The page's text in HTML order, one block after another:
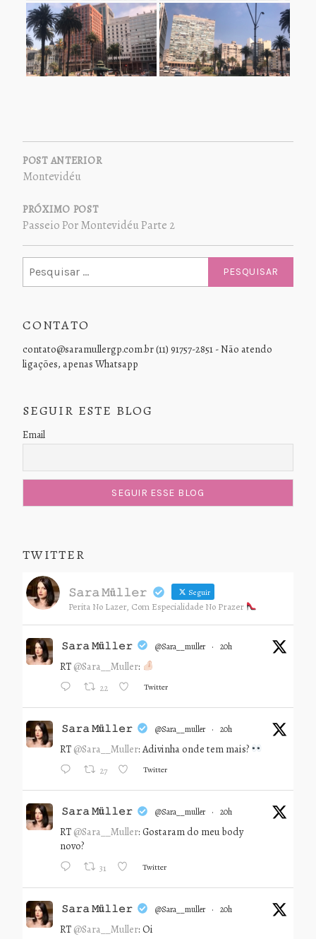
NAVEGAÇÃO
DE
POST
POST ANTERIOR
Montevidéu
PRÓXIMO POST
Passeio Por Montevidéu Parte 2
por:
CONTATO
contato@saramullergp.com.br (11) 91757-2851 - Não atendo
ligações, apenas Whatsapp
SEGUIR ESTE BLOG
Email
TWITTER
𝚂𝚊𝚛𝚊 𝙼ü𝚕𝚕𝚎𝚛 Seguir
Perita No Lazer, Com Especialidade No Prazer
𝚂𝚊𝚛𝚊 𝙼ü𝚕𝚕𝚎𝚛 @sara__muller · 20h
RT @Sara__Muller:
22 Twitter
𝚂𝚊𝚛𝚊 𝙼ü𝚕𝚕𝚎𝚛 @sara__muller · 20h
RT @Sara__Muller: Adivinha onde tem mais?
27 Twitter
𝚂𝚊𝚛𝚊 𝙼ü𝚕𝚕𝚎𝚛 @sara__muller · 20h
RT @Sara__Muller: Gostaram do meu body
novo?
31 Twitter
𝚂𝚊𝚛𝚊 𝙼ü𝚕𝚕𝚎𝚛 @sara__muller · 20h
RT @Sara__Muller: Oi